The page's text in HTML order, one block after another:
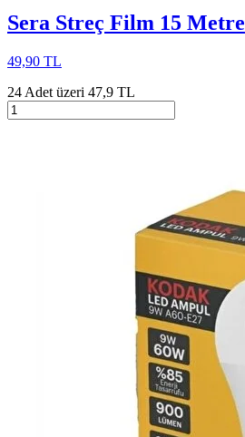
Sera Streç Film 15 Metre
49,90 TL
24 Adet üzeri 47,9 TL